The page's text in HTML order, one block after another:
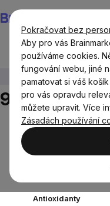
Pokračovat bez
Aby pro vás
používáme cookies.
fungování webu, jiné
pamatovat si váš
pro vás opravdu
můžete upravit. Více
Zásadách používání
na
obsah
Doplňky stravy a
90
Doplňky stravy
Minerály a
Antioxidanty